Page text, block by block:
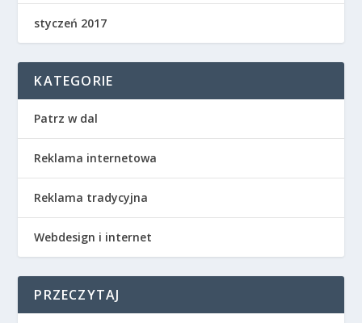
styczeń 2017
KATEGORIE
Patrz w dal
Reklama internetowa
Reklama tradycyjna
Webdesign i internet
PRZECZYTAJ